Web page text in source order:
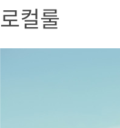
로컬룰